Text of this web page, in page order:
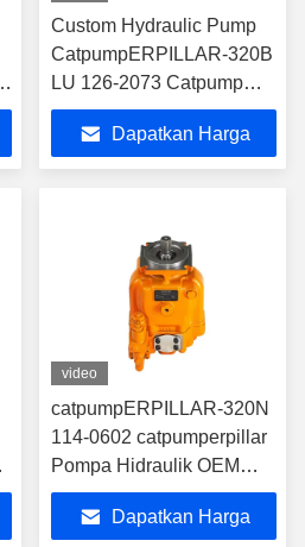
Custom Hydraulic Pump
CatpumpERPILLAR-320B
LU 126-2073 Catpump
Pump Bagian Perbaikan
Dapatkan Harga
video
catpumpERPILLAR-320N
114-0602 catpumperpillar
Pompa Hidraulik OEM
Catpump Pump Repair Kit
Dapatkan Harga